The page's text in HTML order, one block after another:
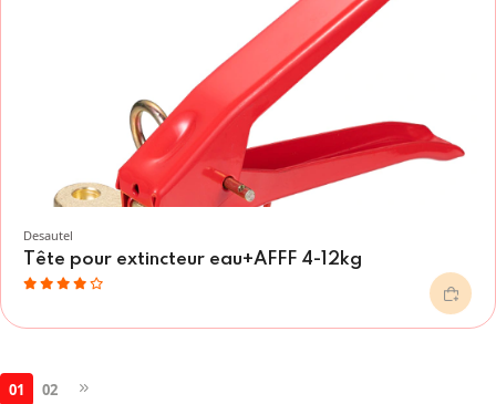
Desautel
Tête pour extincteur eau+AFFF 4-12kg
01 02